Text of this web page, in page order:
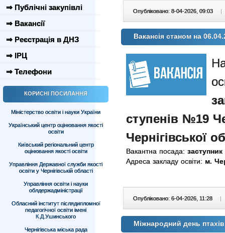
⇒ Публічні закупівлі
⇒ Вакансії
⇒ Реєстрація в ДНЗ
⇒ ІРЦ
⇒ Телефони
КОРИСНІ ПОСИЛАННЯ
Міністерство освіти і науки України
Український центр оцінювання якості
освіти
Київський регіональний центр
оцінювання якості освіти
Управління Державної служби якості
освіти у Чернігівській області
Управління освіти і науки
облдержадміністрації
Обласний інститут післядипломної
педагогічної освіти імені
К.Д.Ушинського
Чернігівська міська рада
Опубліковано: 8-04-2026, 09:03 |
Вакансія станом на
ступенів №19
Чернігівської
Вакантна посада:
Адреса закладу освіти: м.
Опубліковано: 6-04-2026, 11:28 |
Міжнародний день